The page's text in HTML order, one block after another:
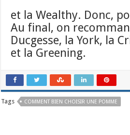
et la Wealthy. Donc,
Au final, on
Ducgesse, la York, la
et la Greening.
Tags COMMENT BIEN CHOISIR UNE POMME